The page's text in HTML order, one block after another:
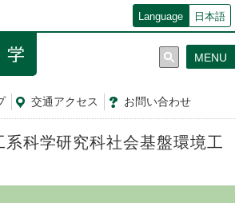
Language 日本語
交通アクセス お問い合わせ
MENU
系科学研究科社会基盤環境工